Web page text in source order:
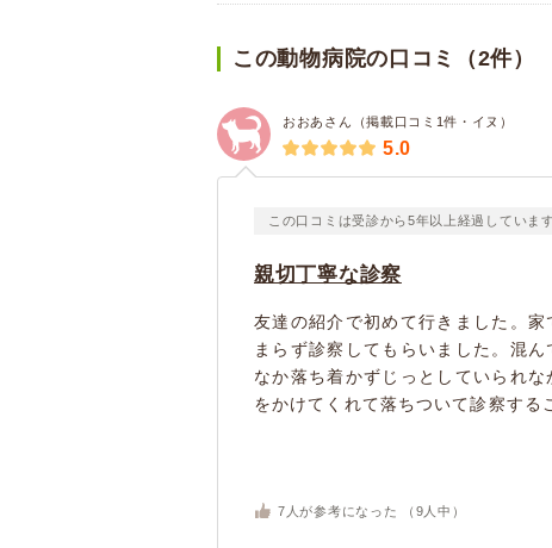
この動物病院の口コミ（2件）
おおあさん（掲載口コミ1件・イヌ）
5.0
この口コミは受診から5年以上経過しています
親切丁寧な診察
友達の紹介で初めて行きました。
まらず診察してもらいました。混
なか落ち着かずじっとしていられ
をかけてくれて落ちついて診察する
7 人が参考になった （ 9 人中）